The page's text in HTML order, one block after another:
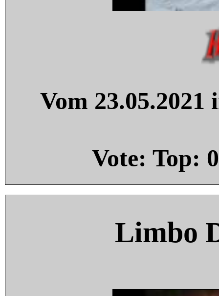
Vom
Vote: Top: 0
Limbo